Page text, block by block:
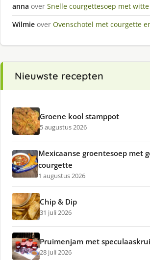
anna over Snelle courgettesoep met witte
Wilmie over Ovenschotel met courgette
Nieuwste recepten
Groene kool stamppot
5 augustus 2026
Mexicaanse groentesoep met
courgette
1 augustus 2026
Chip & Dip
31 juli 2026
Pruimenjam met
28 juli 2026